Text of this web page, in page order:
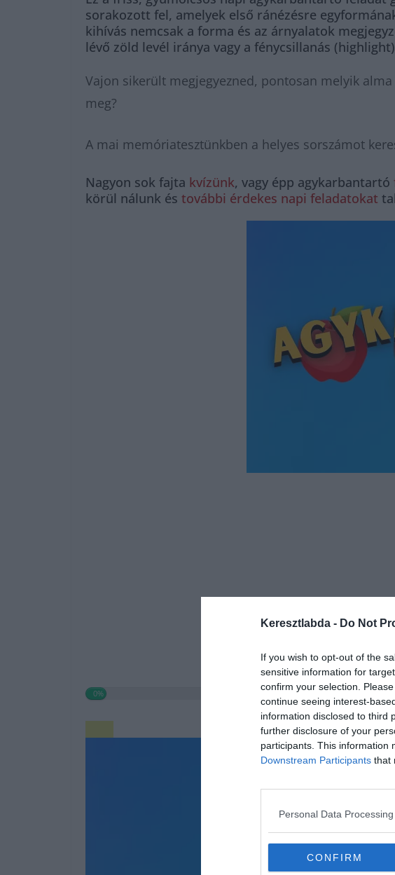
Keresztlabda - Do Not
If you wish to opt-out of the
sensitive information for
confirm your selection.
continue seeing interest-
information disclosed to third
further disclosure of your
participants. This information
Downstream Participants that
Personal Data
CONFIRM
sorakozott fel, amelyek első ránézésre
kihívás nemcsak a forma és az árnyalatok
lévő zöld levél iránya vagy a fénycsillanás
Vajon sikerült megjegyezned, pontosan melyik
meg?
A mai memóriatesztünkben a helyes sorszámot
Nagyon sok fajta kvízünk, vagy épp agykarbantartó
körül nálunk és további érdekes napi feladatokat
0%